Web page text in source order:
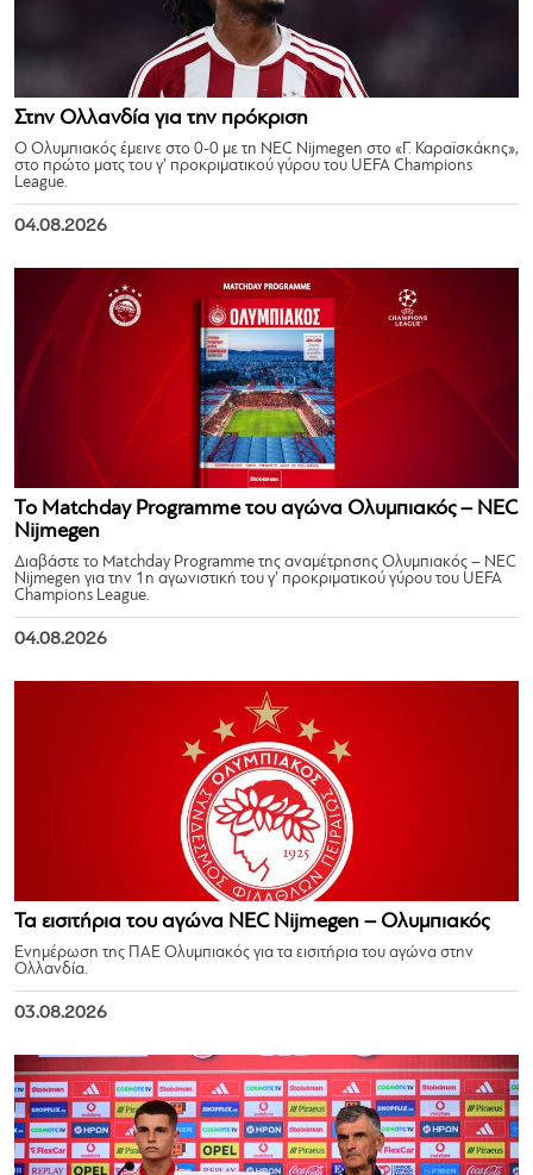
Στην Ολλανδία για την πρόκριση
Ο Ολυμπιακός έμεινε στο 0-0 με τη NEC Nijmegen στο «Γ. Καραϊσκάκης»,
στο πρώτο ματς του γ’ προκριματικού γύρου του UEFA Champions
League.
04.08.2026
Το Matchday Programme του αγώνα Ολυμπιακός – NEC
Nijmegen
Διαβάστε το Matchday Programme της αναμέτρησης Ολυμπιακός – NEC
Nijmegen για την 1η αγωνιστική του γ’ προκριματικού γύρου του UEFA
Champions League.
04.08.2026
Τα εισιτήρια του αγώνα NEC Nijmegen – Ολυμπιακός
Ενημέρωση της ΠΑΕ Ολυμπιακός για τα εισιτήρια του αγώνα στην
Ολλανδία.
03.08.2026